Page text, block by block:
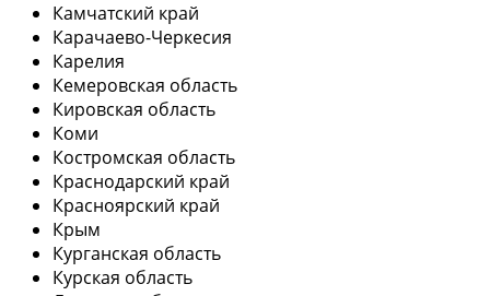
Камчатский край
Карачаево-Черкесия
Карелия
Кемеровская область
Кировская область
Коми
Костромская область
Краснодарский край
Красноярский край
Крым
Курганская область
Курская область